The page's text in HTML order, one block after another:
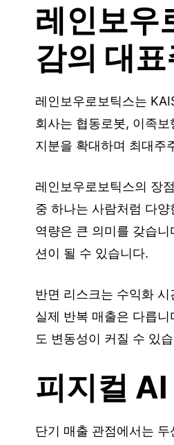
레인보우
감의 대
레인보우로보틱스는
회사는 협동로봇, 이족
지분을 확대하며 최대주
레인보우로보틱스의 장
중 하나는 사람처럼 다
역량은 큰 의미를 갖습
션이 될 수 있습니다.
반면 리스크는 수익화
실제 반복 매출은 다릅
도 변동성이 커질 수 있
피지컬
단기 매출 관점에서는